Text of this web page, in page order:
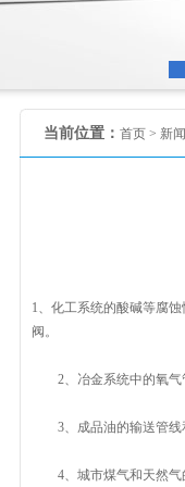
当前位置： 首页 > 新
1、化工系统的酸碱等腐
阀。
2、冶金系统中的氧气
3、成品油的输送管线
4、城市煤气和天然气